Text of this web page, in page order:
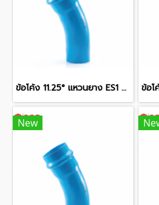
ข้อโค้ง 11.25° แหวนยาง ES1 SCG ขนาด 350 มม. (14 นิ้ว ) ชั้น 13.5
New